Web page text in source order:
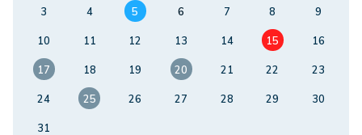
3
4 5 6 7 8
9
10
11 12 13 14 15
16
17
18 19 20 21 22
23
24
25 26 27 28 29
30
31